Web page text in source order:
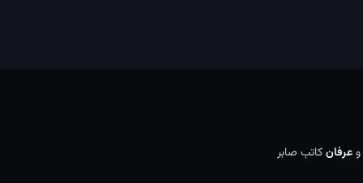
وعرفانکاتب صابر